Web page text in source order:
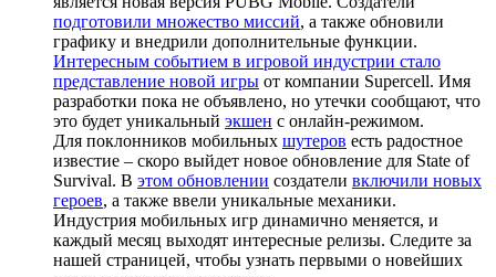
подготовили множество миссий, а также обновили
графику и внедрили дополнительные функции.
Интересным событием в игровой индустрии стало
представление новой игры от компании Supercell. Имя
разработки пока не объявлено, но утечки сообщают, что
это будет уникальный экшен с онлайн-режимом.
Для поклонников мобильных шутеров есть радостное
известие – скоро выйдет новое обновление для State of
Survival. В этом обновлении создатели включили новых
героев, а также ввели уникальные механики.
Индустрия мобильных игр динамично меняется, и
каждый месяц выходят интересные релизы. Следите за
нашей страницей, чтобы узнать первыми о новейших